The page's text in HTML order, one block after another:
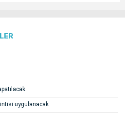
uygulanacak